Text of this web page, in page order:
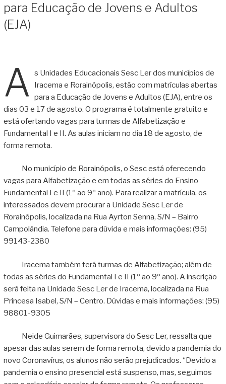
para Educação de Jovens e Adultos
(EJA)
A
s Unidades Educacionais Sesc Ler dos municípios de
Iracema e Rorainópolis, estão com matrículas abertas
para a Educação de Jovens e Adultos (EJA), entre os
dias 03 e 17 de agosto. O programa é totalmente gratuito e
está ofertando vagas para turmas de Alfabetização e
Fundamental I e II. As aulas iniciam no dia 18 de agosto, de
forma remota.
No município de Rorainópolis, o Sesc está oferecendo
vagas para Alfabetização e em todas as séries do Ensino
Fundamental I e II (1º ao 9º ano). Para realizar a matrícula, os
interessados devem procurar a Unidade Sesc Ler de
Rorainópolis, localizada na Rua Ayrton Senna, S/N – Bairro
Campolândia. Telefone para dúvida e mais informações: (95)
99143-2380
Iracema também terá turmas de Alfabetização; além de
todas as séries do Fundamental I e II (1º ao 9º ano). A inscrição
será feita na Unidade Sesc Ler de Iracema, localizada na Rua
Princesa Isabel, S/N – Centro. Dúvidas e mais informações: (95)
98801-9305
Neide Guimarães, supervisora do Sesc Ler, ressalta que
apesar das aulas serem de forma remota, devido a pandemia do
novo Coronavírus, os alunos não serão prejudicados. “Devido a
pandemia o ensino presencial está suspenso, mas, seguimos